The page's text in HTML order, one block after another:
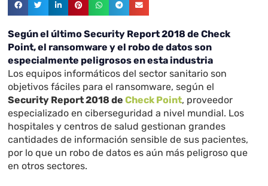
Según el último Security Report 2018 de Check
Point, el ransomware y el robo de datos son
especialmente peligrosos en esta industria
Los equipos informáticos del sector sanitario son
objetivos fáciles para el ransomware, según el
Security Report 2018 deCheck Point, proveedor
especializado enciberseguridad a nivel mundial. Los
hospitales y centros de salud gestionan grandes
cantidades de información sensible de sus pacientes,
por lo que un robo de datos es aún más peligroso que
en otros sectores.